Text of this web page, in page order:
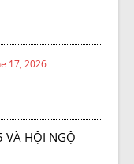
17, 2026
VÀ HỘI NGỘ